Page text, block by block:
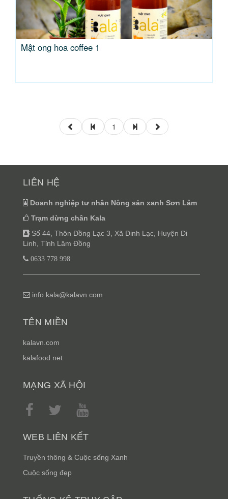
Mật ong hoa coffee 1
1
LIÊN HỆ
Doanh nghiệp tư nhân Nông sản xanh Sơn Lâm
Trạm dừng chân Kala
Số 44, Thôn Đồng Lạc 3, Xã Đinh Lạc, Huyện Di
Linh, Tỉnh Lâm Đồng
0633 778 998
info.kala@kalavn.com
TÊN MIỀN
kalavn.com
kalafood.net
MẠNG XÃ HỘI
WEB LIÊN KẾT
Truyền thông & Cuộc sống Xanh
Cuộc sống đẹp